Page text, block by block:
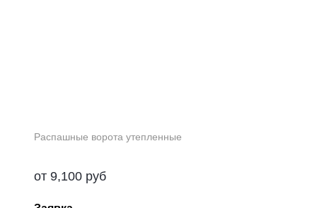
Распашные ворота утепленные
от 9,100 руб